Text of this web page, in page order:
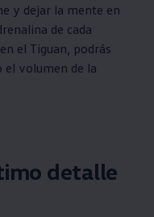
y dejar la mente en
de cada
en el Tiguan , podrás
el volumen de la
detalle